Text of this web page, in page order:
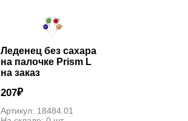
Леденец без сахара
на палочке Prism L
на заказ
207₽
Артикул: 18484.01